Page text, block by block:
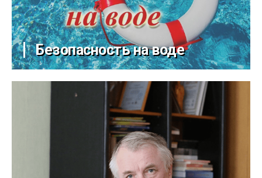
Безопасность на воде